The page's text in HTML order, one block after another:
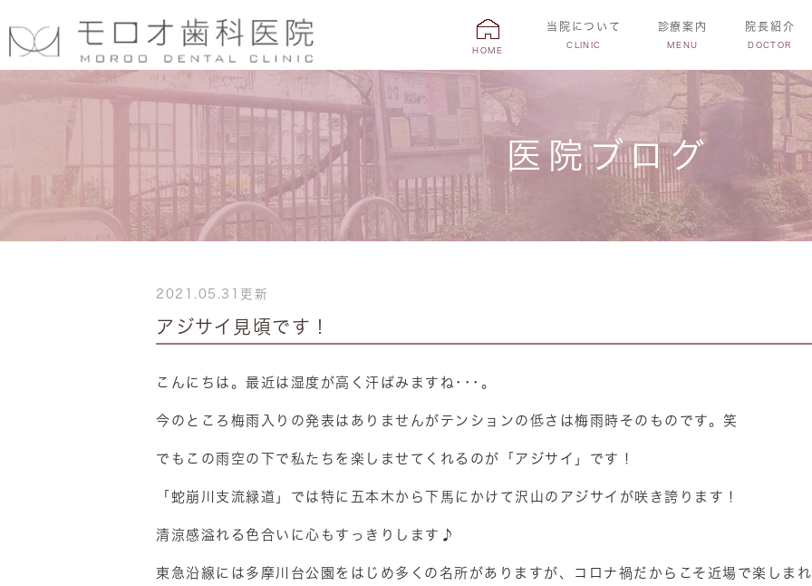
HOME
当院について
CLINIC
診療案内
MENU
院長紹介
DOCTOR
医院ブログ
2021.05.31更新
アジサイ見頃です！
こんにちは。最近は湿度が高く汗ばみますね･･･。
今のところ梅雨入りの発表はありませんがテンションの低さは梅雨時そのものです。笑
でもこの雨空の下で私たちを楽しませてくれるのが「アジサイ」です！
「蛇崩川支流緑道」では特に五本木から下馬にかけて沢山のアジサイが咲き誇ります！
清涼感溢れる色合いに心もすっきりします♪
東急沿線には多摩川台公園をはじめ多くの名所がありますが、コロナ禍だからこそ近場で楽しま